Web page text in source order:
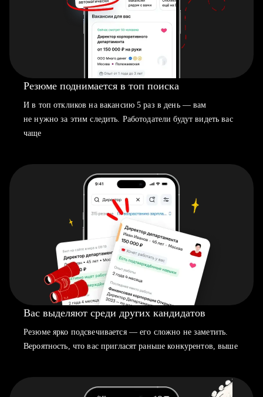
Резюме поднимается в топ поиска
И в топ откликов на вакансию 5 раз в день — вам
не нужно за этим следить. Работодатели будут видеть вас
чаще
Вас выделяют среди других кандидатов
Резюме ярко подсвечивается — его сложно не заметить.
Вероятность, что вас пригласят раньше конкурентов, выше